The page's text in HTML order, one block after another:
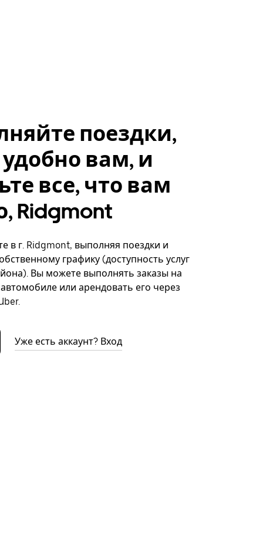
поездки,
удобно вам, и
все, что вам
Ridgmont
в г. Ridgmont, выполняя поездки и
графику (доступность услуг
Вы можете выполнять заказы на
или арендовать его через
Уже есть аккаунт? Вход